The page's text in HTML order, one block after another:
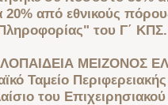
20% από εθνικούς
του Γ΄ ΚΠΣ.
ΜΕΙΖΟΝΟΣ
Ταμείο
του